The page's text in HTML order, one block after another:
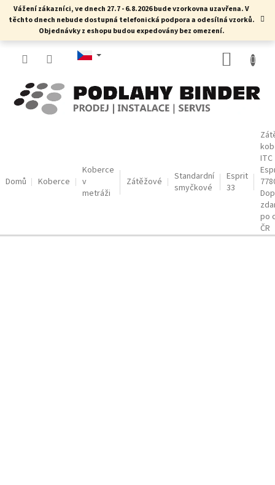
PřejítVážení zákazníci, ve dnech 27.7 - 6.8.2026 bude vzorkovna uzavřena. V
těchto dnech nebude dostupná telefonická podpora a odesílná vzorků.
Objednávky z eshopu budou expedovány bez omezení.
Domů Koberce
Koberce
v
metráži
Zátěžové
Standardní
smyčkové
Esprit
33
ITC
po
ČR